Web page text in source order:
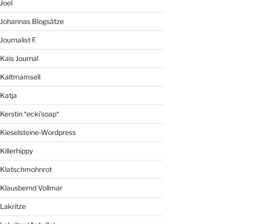
Joel
Johannas Blogsätze
Journalist F.
Kais Journal
Kaltmamsell
Katja
Kerstin *ecki'soap*
Kieselsteine-Wordpress
Killerhippy
Klatschmohnrot
Klausbernd Vollmar
Lakritze